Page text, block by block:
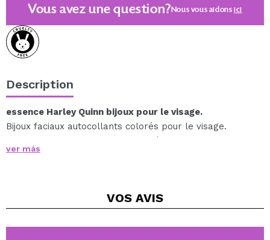
Vous avez une question?Nous vous aidonsici
Description
essence Harley Quinn bijoux pour le visage.
Bijoux faciaux autocollants colorés pour le visage.
Les designs peuvent être combinés et vous permettent
de créer des looks uniques.
ver más
VOS AVIS